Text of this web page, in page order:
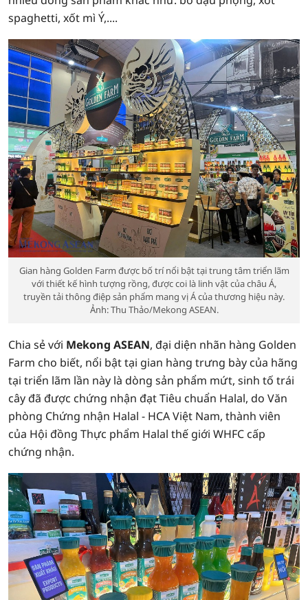
spaghetti, xốt mì Ý,....
Gian hàng Golden Farm được bố trí nổi bật tại trung tâm triển lãm
với thiết kế hình tượng rồng, được coi là linh vật của châu Á,
truyền tải thông điệp sản phẩm mang vị Á của thương hiệu này.
Ảnh: Thu Thảo/Mekong ASEAN.
Chia sẻ với Mekong ASEAN, đại diện nhãn hàng Golden
Farm cho biết, nổi bật tại gian hàng trưng bày của hãng
tại triển lãm lần này là dòng sản phẩm mứt, sinh tố trái
cây đã được chứng nhận đạt Tiêu chuẩn Halal, do Văn
phòng Chứng nhận Halal - HCA Việt Nam, thành viên
của Hội đồng Thực phẩm Halal thế giới WHFC cấp
chứng nhận.